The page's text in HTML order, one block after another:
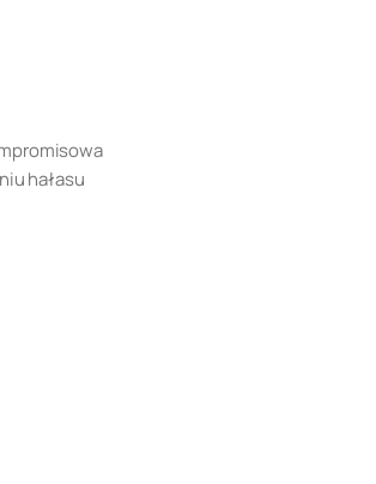
hałasu